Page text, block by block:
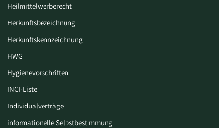
Heilmittelwerberecht
Herkunftsbezeichnung
Herkunftskennzeichnung
HWG
Hygiene­vorschriften
INCI-Liste
Individualverträge
informationelle Selbstbestimmung